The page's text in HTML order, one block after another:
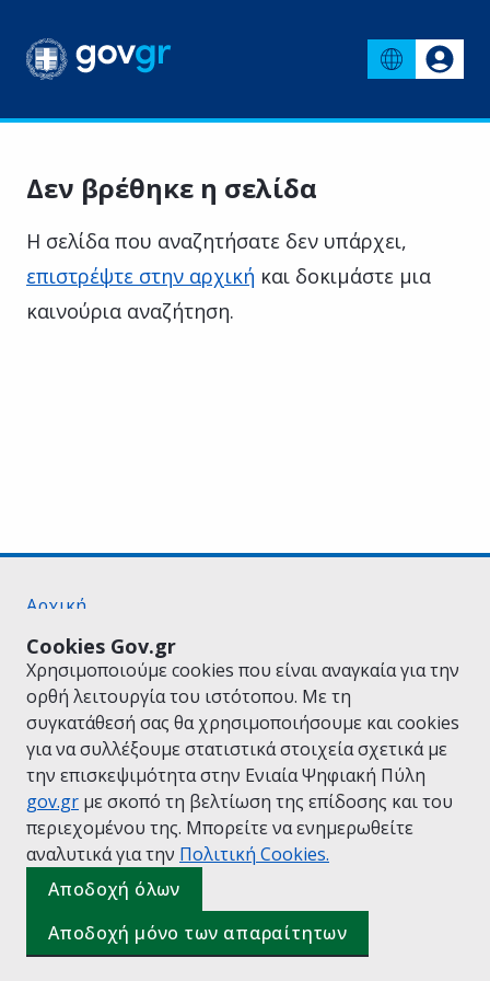
Ρωτήστε τον ψηφιακό βοηθό του
gov.gr
Cookies Gov.gr
Χρησιμοποιούμε cookies που είναι αναγκαία για την
ορθή λειτουργία του ιστότοπου. Με τη
συγκατάθεσή σας θα χρησιμοποιήσουμε και cookies
για να συλλέξουμε στατιστικά στοιχεία σχετικά με
την επισκεψιμότητα στην Ενιαία Ψηφιακή Πύλη
gov.gr με σκοπό τη βελτίωση της επίδοσης και του
περιεχομένου της. Μπορείτε να ενημερωθείτε
αναλυτικά για την Πολιτική Cookies.
Αποδοχή όλων
Αποδοχή μόνο των απαραίτητων
Δεν βρέθηκε η σελίδα
Η σελίδα που αναζητήσατε δεν υπάρχει,
επιστρέψτε στην αρχική και δοκιμάστε μια
καινούρια αναζήτηση.
Αρχική
Όροι Χρήσης
Πολιτική Απορρήτου
Δήλωση προσβασιμότητας
Πολιτική cookies
Προτάσεις για το gov.gr
Υλοποίηση από το Υπουργείο Ψηφιακής
Διακυβέρνησης
Ελληνικά | Αγγλικά